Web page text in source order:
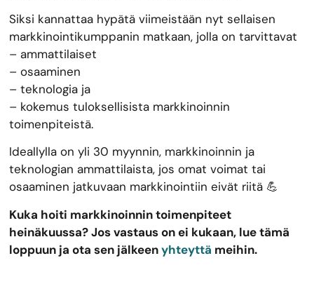
Siksi kannattaa hypätä viimeistään nyt sellaisen
markkinointikumppanin matkaan, jolla on tarvittavat
– ammattilaiset
– osaaminen
– teknologia ja
– kokemus tuloksellisista markkinoinnin
toimenpiteistä.
Ideallylla on yli 30 myynnin, markkinoinnin ja
teknologian ammattilaista, jos omat voimat tai
osaaminen jatkuvaan markkinointiin eivät riitä 💪
Kuka hoiti markkinoinnin toimenpiteet
heinäkuussa? Jos vastaus on ei kukaan, lue tämä
loppuun ja ota sen jälkeenyhteyttä meihin.